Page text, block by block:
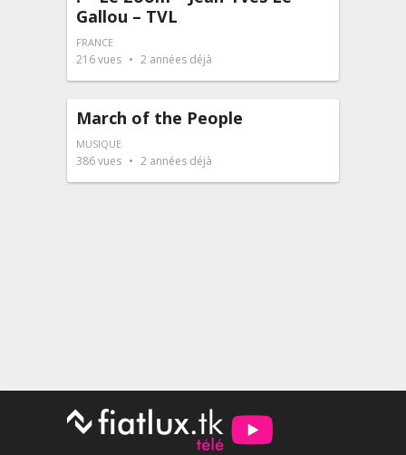
Gallou – TVL
FRANCE
216vues 2 années déjà
March of the People
MUSIQUE
386vues 2 années déjà